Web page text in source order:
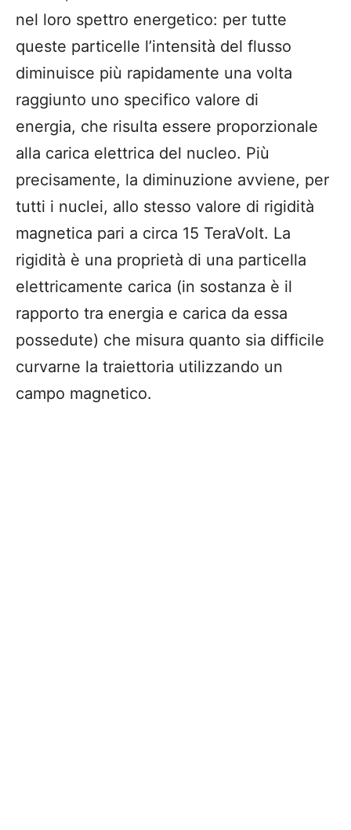
nel loro spettro energetico: per tutte
queste particelle l’intensità del flusso
diminuisce più rapidamente una volta
raggiunto uno specifico valore di
energia, che risulta essere proporzionale
alla carica elettrica del nucleo. Più
precisamente, la diminuzione avviene, per
tutti i nuclei, allo stesso valore di rigidità
magnetica pari a circa 15 TeraVolt. La
rigidità è una proprietà di una particella
elettricamente carica (in sostanza è il
rapporto tra energia e carica da essa
possedute) che misura quanto sia difficile
curvarne la traiettoria utilizzando un
campo magnetico.